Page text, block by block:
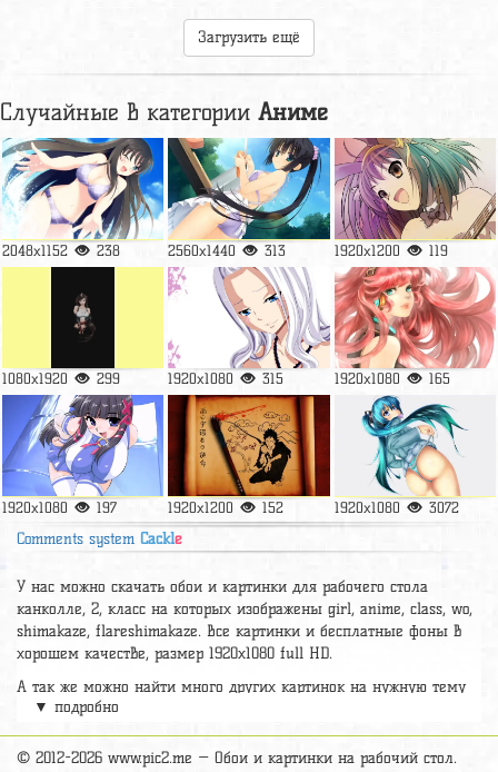
Загрузить ещё
Случайные в категории Аниме
2048x1152 238 2560x1440 313 1920x1200 119
1080x1920 299 1920x1080 315 1920x1080 165
1920x1080 197 1920x1200 152 1920x1080 3072
Comments system Cackle
У нас можно скачать обои и картинки для рабочего стола
канколле, 2, класс на которых изображены girl, anime, class, wo,
shimakaze, flareshimakaze. Все картинки и бесплатные фоны в
хорошем качестве, размер 1920х1080 full HD.
А так же можно найти много других картинок на нужную тему
разделобои Аниме
большое количество красивых широкоформатных картинок, фото
и обоев хорошего hd качества бесплатно и на телефон.
▼ подробно
© 2012-2026 www.pic2.me — Обои и картинки на рабочий стол.